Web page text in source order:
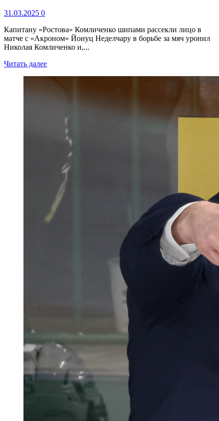
31.03.2025 0
Капитану «Ростова» Комличенко шипами рассекли лицо в
матче с «Акроном» Йонуц Неделчару в борьбе за мяч уронил
Николая Комличенко и,...
Читать далее